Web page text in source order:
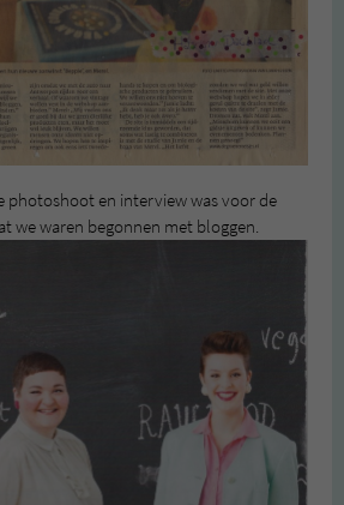
photoshoot en interview was voor de
we waren begonnen met bloggen.